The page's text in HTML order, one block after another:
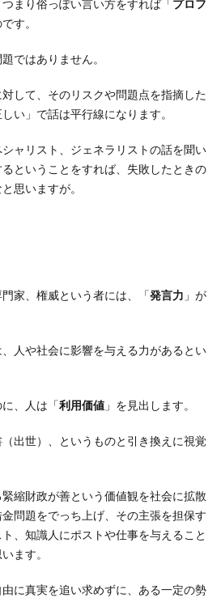
まり俗っぽい言い方をすれば「プロフ
す。
ではありません。
して、そのリスクや問題点を指摘した
い」で話は平行線になります。
ャリスト、ジェネラリストの話を聞い
ということをすれば、失敗したときの
思いますが。
家、権威という者には、「発言力 」が
人や社会に影響を与える力があるとい
、人は「利用価値 」を見出します。
出世）、というものと引き換えに視覚
縮財政が善という価値観を社会に拡散
問題をでっち上げ、その主張を担保す
、知識人にポストや仕事を与えること
ます。
に真実を追い求めずに、ある一定の勢